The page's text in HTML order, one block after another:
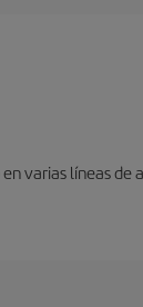
varias líneas de